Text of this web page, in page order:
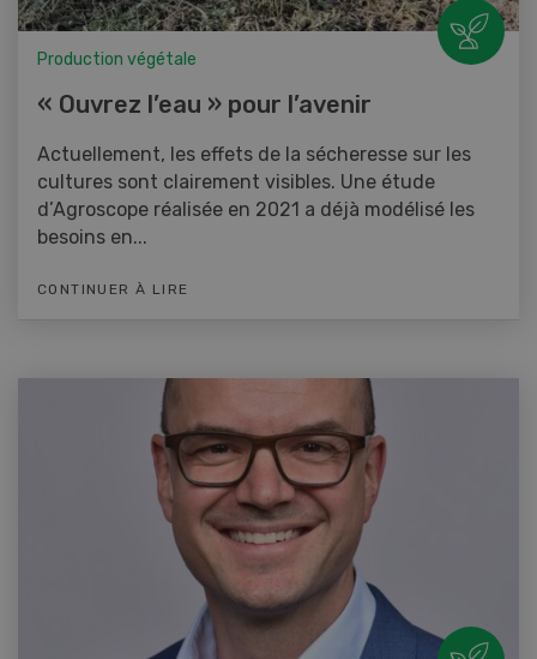
Production végétale
« Ouvrez l’eau » pour l’avenir
Actuellement, les effets de la sécheresse sur les
cultures sont clairement visibles. Une étude
d’Agroscope réalisée en 2021 a déjà modélisé les
besoins en...
CONTINUER À LIRE